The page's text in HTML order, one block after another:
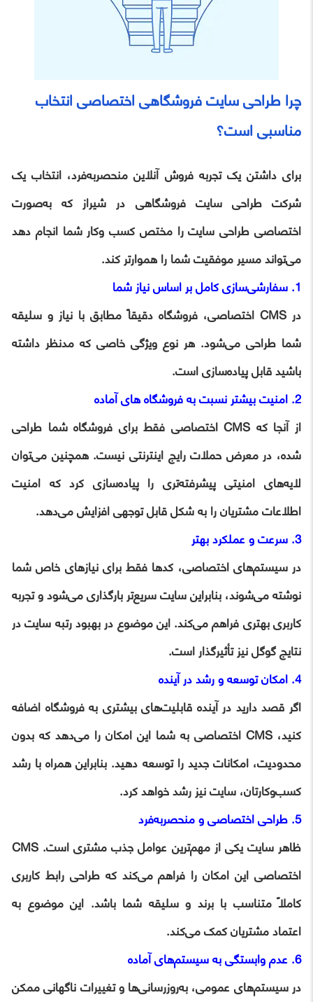
چرا طراحی سایت فروشگاهی اختصاصی انتخاب
مناسبی است؟
برای داشتن یک تجربه فروش آنلاین منحصربه‌فرد، انتخاب یک
شرکت طراحی سایت فروشگاهی در شیراز که به‌صورت
اختصاصی طراحی سایت را مختص کسب وکار شما انجام دهد
می‌تواند مسیر موفقیت شما را هموارتر کند.
1. سفارشی‌سازی کامل بر اساس نیاز شما
در CMS اختصاصی، فروشگاه دقیقاً مطابق با نیاز و سلیقه
شما طراحی می‌شود. هر نوع ویژگی خاصی که مدنظر داشته
باشید قابل پیاده‌سازی است.
2. امنیت بیشتر نسبت به فروشگاه های آماده
از آنجا که CMS اختصاصی فقط برای فروشگاه شما طراحی
شده، در معرض حملات رایج اینترنتی نیست. همچنین می‌توان
لایه‌های امنیتی پیشرفته‌تری را پیاده‌سازی کرد که امنیت
اطلاعات مشتریان را به شکل قابل توجهی افزایش می‌دهد.
3. سرعت و عملکرد بهتر
در سیستم‌های اختصاصی، کدها فقط برای نیازهای خاص شما
نوشته می‌شوند، بنابراین سایت سریع‌تر بارگذاری می‌شود و تجربه
کاربری بهتری فراهم می‌کند. این موضوع در بهبود رتبه سایت در
نتایج گوگل نیز تأثیرگذار است.
4. امکان توسعه و رشد در آینده
اگر قصد دارید در آینده قابلیت‌های بیشتری به فروشگاه اضافه
کنید، CMS اختصاصی به شما این امکان را می‌دهد که بدون
محدودیت، امکانات جدید را توسعه دهید. بنابراین همراه با رشد
کسب‌وکارتان، سایت نیز رشد خواهد کرد.
5. طراحی اختصاصی و منحصربه‌فرد
ظاهر سایت یکی از مهم‌ترین عوامل جذب مشتری است. CMS
اختصاصی این امکان را فراهم می‌کند که طراحی رابط کاربری
کاملاً متناسب با برند و سلیقه شما باشد. این موضوع به
اعتماد مشتریان کمک می‌کند.
6. عدم وابستگی به سیستم‌های آماده
در سیستم‌های عمومی، به‌روزرسانی‌ها و تغییرات ناگهانی ممکن